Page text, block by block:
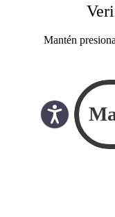
Mantén